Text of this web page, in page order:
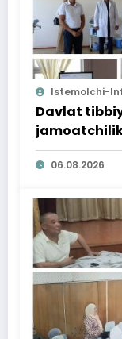
Istemolchi-
Davlat
06.08.2026